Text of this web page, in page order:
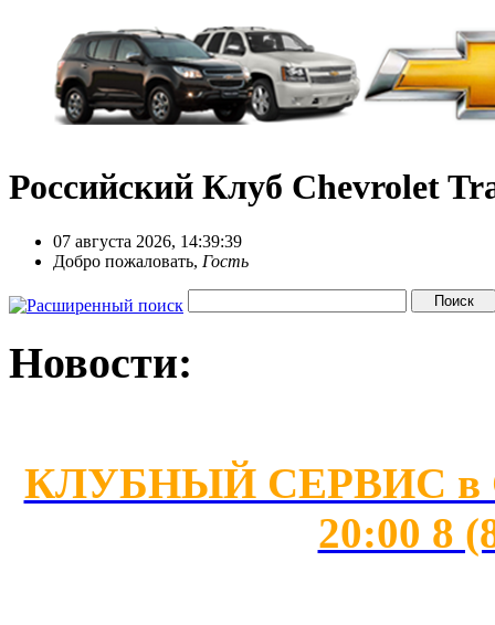
Российский Клуб Chevrolet
07 августа 2026, 14:39:39
Добро пожаловать, Гость
Новости:
КЛУБНЫЙ СЕРВИС в
20:00 8